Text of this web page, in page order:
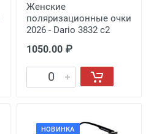
Женские
поляризационные очки
2026 - Dario 3832 с2
1050.00 ₽
НОВИНКА